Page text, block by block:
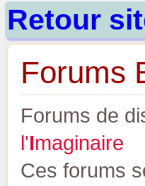
Retour
Forums
Forums de
l'Imaginaire
Ces forums